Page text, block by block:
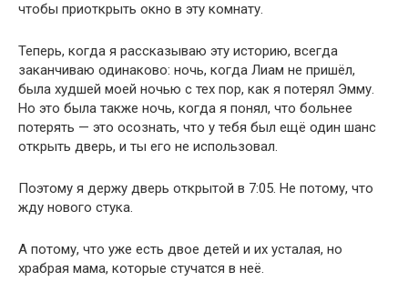
чтобы приоткрыть окно в эту комнату.
Теперь, когда я рассказываю эту историю, всегда
заканчиваю одинаково: ночь, когда Лиам не пришёл,
была худшей моей ночью с тех пор, как я потерял Эмму.
Но это была также ночь, когда я понял, что больнее
потерять — это осознать, что у тебя был ещё один шанс
открыть дверь, и ты его не использовал.
Поэтому я держу дверь открытой в 7:05. Не потому, что
жду нового стука.
А потому, что уже есть двое детей и их усталая, но
храбрая мама, которые стучатся в неё.